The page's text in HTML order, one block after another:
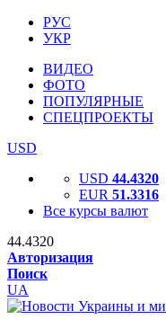
РУС
УКР
ВИДЕО
ФОТО
ПОПУЛЯРНЫЕ
СПЕЦПРОЕКТЫ
USD
USD 44.4320
EUR 51.3316
Все курсы валют
44.4320
Авторизация
Поиск
UA